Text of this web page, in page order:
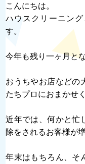
こんにちは。
ハウスクリーニン
す。
今年も残り一ヶ月と
おうちやお店などの
たちプロにおまかせ
近年では、何かと忙
除をされるお客様が
年末はもちろん、そ